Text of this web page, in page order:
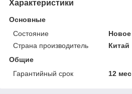
Характеристики
Основные
Состояние
Новое
Страна производитель
Китай
Общие
Гарантийный срок
12 мес